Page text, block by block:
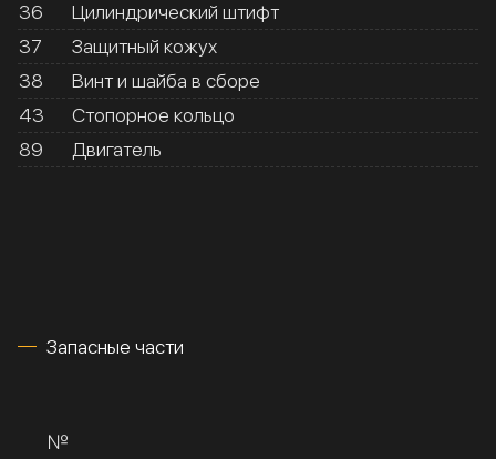
36
Цилиндрический штифт
37
Защитный кожух
38
Винт и шайба в сборе
43
Стопорное кольцо
89
Двигатель
Запасные части
№